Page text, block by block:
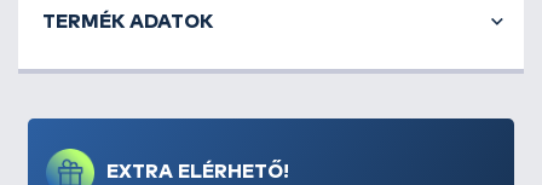
EXTRA ELÉRHETŐ!
TERMÉK ADATOK